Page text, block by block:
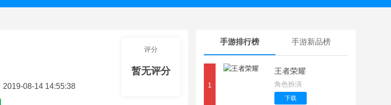
2019-08-14 14:55:38
评分
暂无评分
手游排行榜 手游新品榜
1
王者荣耀
角色扮演
下载